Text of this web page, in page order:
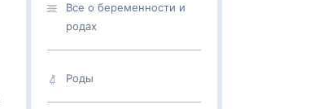
Все о беременности и
родах
Роды